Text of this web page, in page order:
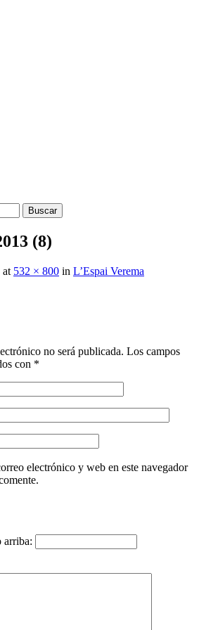
Buscar
(8)
at 532 × 800 in L’Espai Verema
no será publicada. Los campos
con *
electrónico y web en este navegador
arriba: